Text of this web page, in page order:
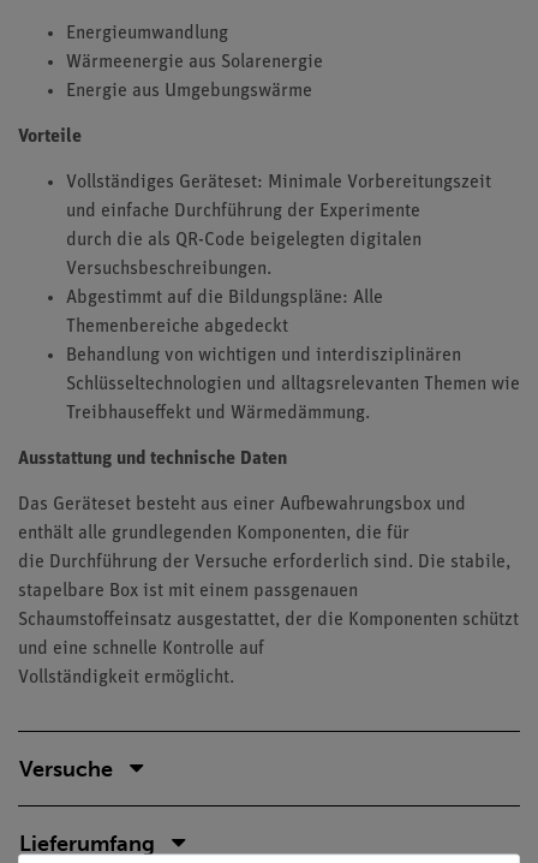
Energieumwandlung
Wärmeenergie aus Solarenergie
Energie aus Umgebungswärme
Vorteile
Vollständiges Geräteset: Minimale Vorbereitungszeit
und einfache Durchführung der Experimente
durch die als QR-Code beigelegten digitalen
Versuchsbeschreibungen.
Abgestimmt auf die Bildungspläne: Alle
Themenbereiche abgedeckt
Behandlung von wichtigen und interdisziplinären
Schlüsseltechnologien und alltagsrelevanten Themen wie
Treibhauseffekt und Wärmedämmung.
Ausstattung und technische Daten
Das Geräteset besteht aus einer Aufbewahrungsbox und
enthält alle grundlegenden Komponenten, die für
die Durchführung der Versuche erforderlich sind. Die stabile,
stapelbare Box ist mit einem passgenauen
Schaumstoffeinsatz ausgestattet, der die Komponenten schützt
und eine schnelle Kontrolle auf
Vollständigkeit ermöglicht.
Versuche
Lieferumfang